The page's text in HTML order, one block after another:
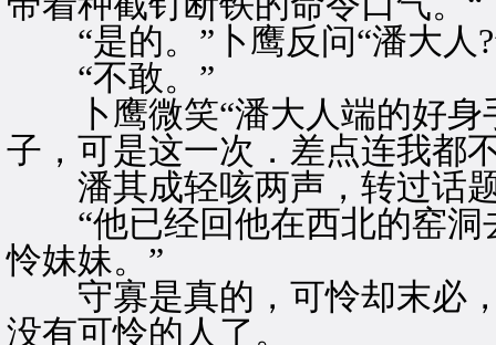
“是的。”卜鹰反问“潘大人
“不敢。”
卜鹰微笑“潘大人端的好身
子，可是这一次．差点连我都
潘其成轻咳两声，转过话题
“他已经回他在西北的窑洞
怜妹妹。”
守寡是真的，可怜却末必，
没有可怜的人了。